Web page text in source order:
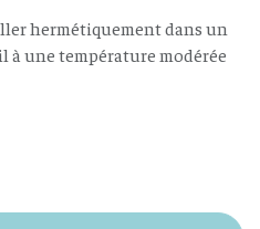
hermétiquement dans un
à une température modérée